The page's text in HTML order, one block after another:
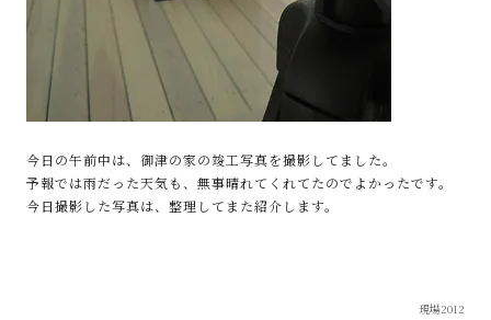
今日の午前中は、御津の家の竣工写真を撮影してました。
予報では雨だった天気も、無事晴れてくれてたのでよかったです。
今日撮影した写真は、整理してまた紹介します。
現場2012